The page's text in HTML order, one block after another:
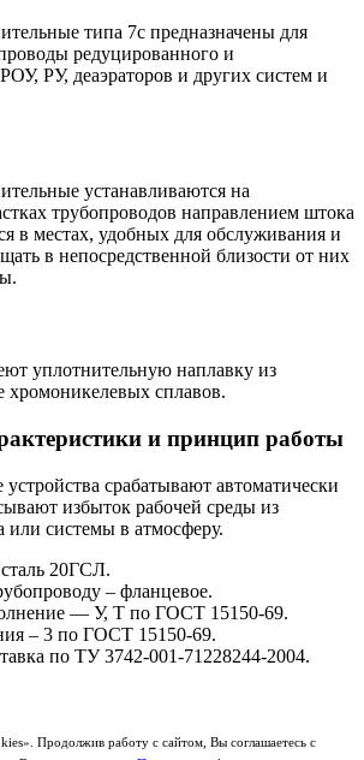
типа 7с предназначены для
редуцированного и
РУ, деаэраторов и других систем и
устанавливаются на
трубопроводов направлением штока
в местах, удобных для обслуживания и
в непосредственной близости от них
уплотнительную наплавку из
хромоникелевых сплавов.
и принцип работы
срабатывают автоматически
избыток рабочей среды из
или системы в атмосферу.
20ГСЛ.
– фланцевое.
— У, Т по ГОСТ 15150-69.
– 3 по ГОСТ 15150-69.
по ТУ 3742-001-71228244-2004.
Продолжив работу с сайтом, Вы соглашаетесь с